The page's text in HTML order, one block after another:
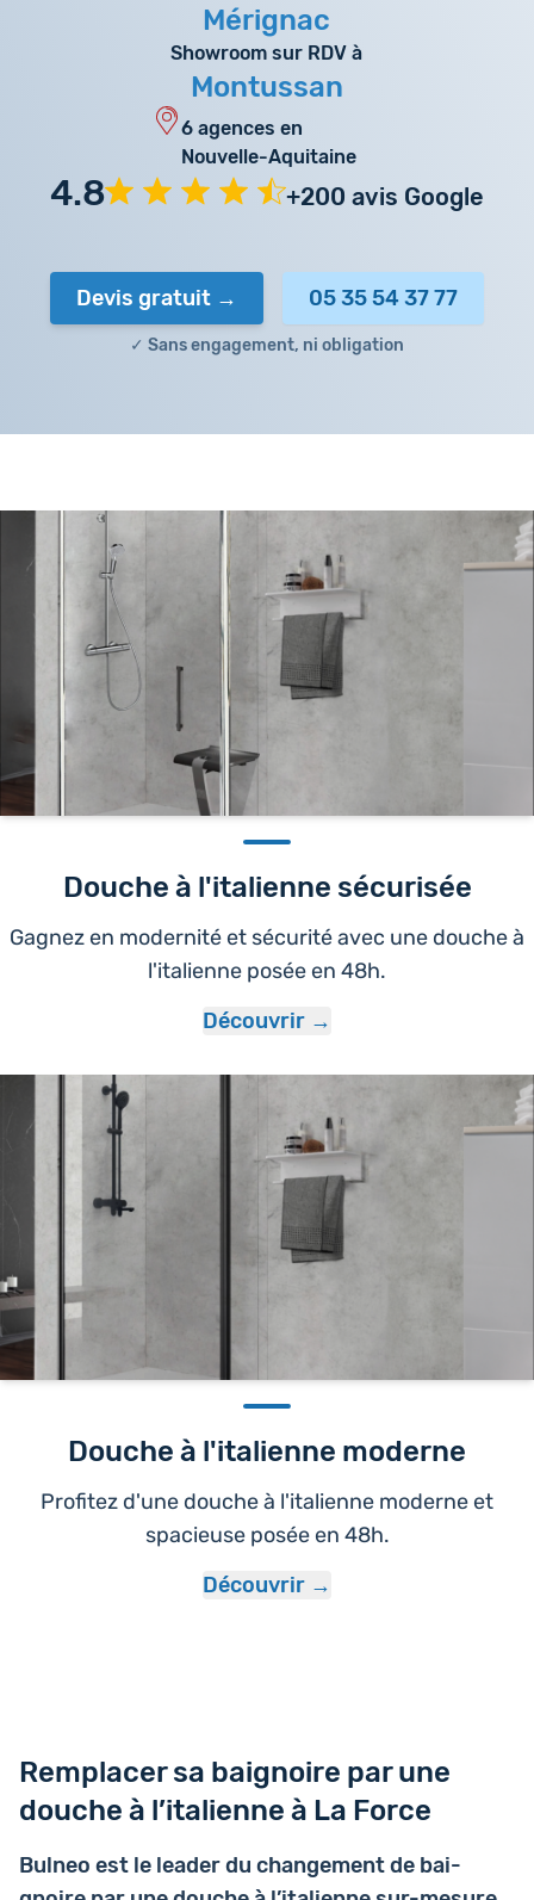
Mérignac
Showroom sur RDV à
Montussan
6 agences en
Nouvelle-Aquitaine
4.8 +200 avis Google
Devis gratuit 05 35 54 37 77
✓ Sans engagement, ni obligation
Douche à l'italienne moderne
Profitez d'une douche à l'italienne moderne et
spacieuse posée en 48h.
Découvrir
Douche à l'italienne sécurisée
Gagnez en modernité et sécurité avec une douche à
l'italienne posée en 48h.
Découvrir
Remplacer sa baignoire par une
douche à l’italienne à La Force
Bulneo est le leader du chan­ge­ment de bai­